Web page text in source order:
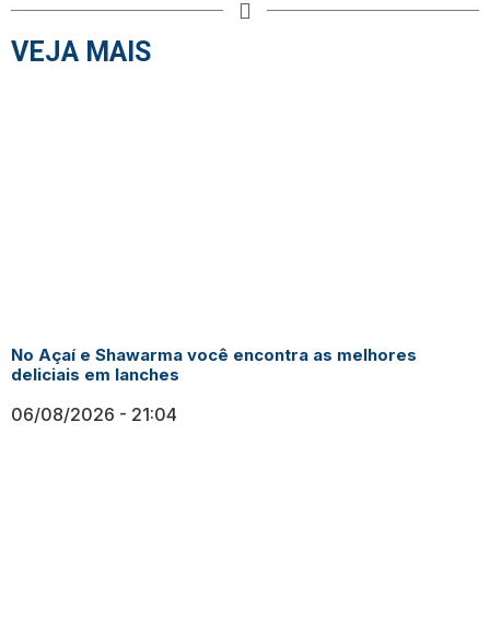
VEJA MAIS
No Açaí e Shawarma você encontra as melhores
deliciais em lanches
06/08/2026 21:04